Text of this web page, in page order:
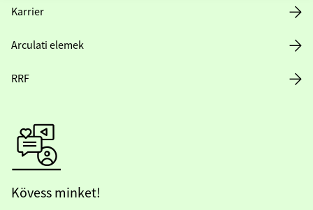
Karrier
Arculati elemek
RRF
Kövess minket!